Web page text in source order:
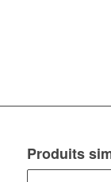
Produits